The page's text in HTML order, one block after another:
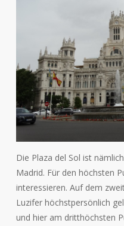
Die Plaza del Sol ist
Madrid. Für den höchsten
interessieren. Auf dem
Luzifer höchstpersönlich
und hier am dritthöchsten